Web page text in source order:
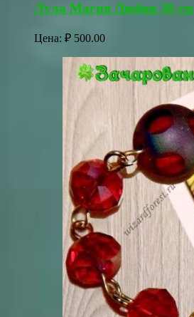
Лула Магия Любви 30 см
Цена: ₽ 500.00